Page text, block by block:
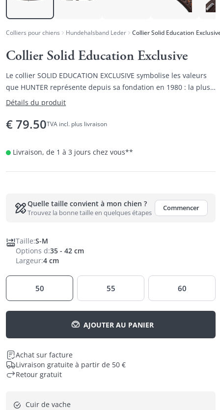
Colliers pour chiens Hundehalsband Leder Collier Solid Education
Collier Solid Education Exclusive
Le collier SOLID EDUCATION EXCLUSIVE symbolise les valeurs
que HUNTER représente depuis sa fondation en 1980 : la plus
haute qualité, de la sélection des matières premières à la
sécurité, de fonctionnalité et de design attrayant.
Détails du produit
€79.50TVA incl. plus livraison
Livraison, de 1 à 3 jours chez vous**
Quelle taille convient à mon chien ?
Trouvez la bonne taille en quelques étapes
Commencer
Taille:S-M
Options d:35 - 42 cm
Largeur:4 cm
50 55 60
AJOUTER AU PANIER
Achat sur facture
Livraison gratuite à partir de 50 €
Retour gratuit
Cuir de vache